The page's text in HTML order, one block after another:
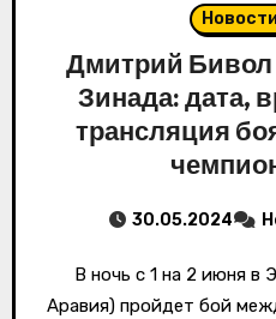
Дмитрий Бивол
Зинада: дата,
трансляция
30.05.2024
В ночь с 1 на 2 июня в Эр-Рияде (Саудовская
Аравия) пройдет бой